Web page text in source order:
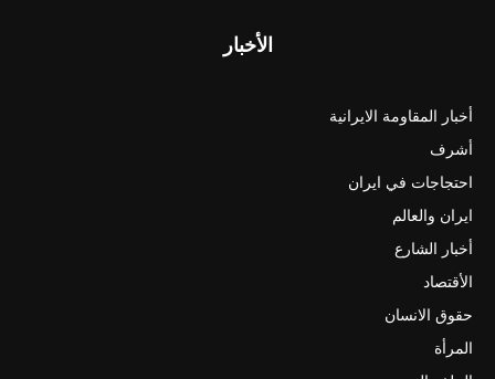
الأخبار
أخبار المقاومة الايرانية
أشرف
احتجاجات في ايران
ايران والعالم
أخبار الشارع
الأقتصاد
حقوق الانسان
المرأة